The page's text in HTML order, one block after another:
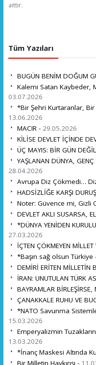
aittir.
Tüm Yazıları
BUGÜN BENİM DOĞUM
Kalemi Satan Kaybeder,
03.07.2026
*Bir Şehri Kurtaranlar,
13.06.2026
MACIR - 29.05.2026
KİLİSE DEVLET İÇİNDE
ÜÇ MAYIS: BİR GÜN
YAŞLANAN DÜNYA,
28.04.2026
Avrupa Diz Çökmedi…
HADSİZLİĞE KARŞI
Noter: Güvence mi, Gizli
DEVLET AKLI SUSARSA,
*DÜNYA YENİDEN
27.03.2026
İÇTEN ÇÖKMEYEN
*Başın sağ olsun Türkiye
DEMİRİ ERİTEN MİLLETİN
İRAN: UNUTULAN TÜRK
BAYRAMLAR
ÇANAKKALE RUHU VE
*NATO Savunma
15.03.2026
Emperyalizmin
13.03.2026
*İnanç Maskesi Altında
Bir Milletin Haykırışı -